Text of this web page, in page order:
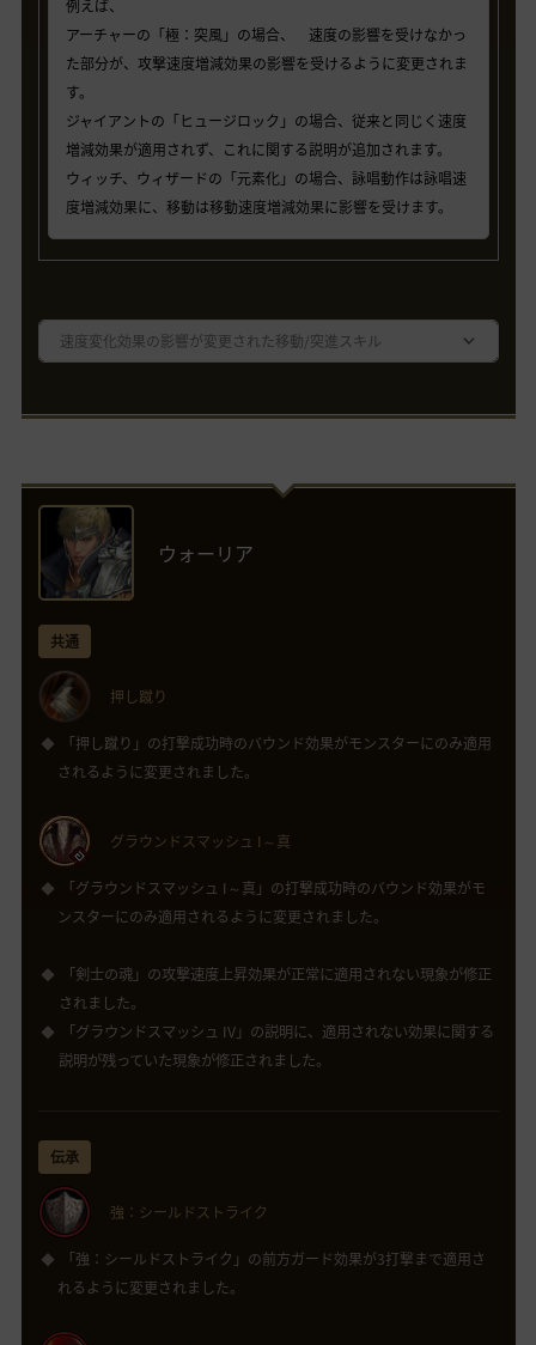
例えば、
アーチャーの「極：突風」の場合、 速度の影響を受けなかっ
た部分が、攻撃速度増減効果の影響を受けるように変更されま
す。
ジャイアントの「ヒュージロック」の場合、従来と同じく速度
増減効果が適用されず、これに関する説明が追加されます。
ウィッチ、ウィザードの「元素化」の場合、詠唱動作は詠唱速
度増減効果に、移動は移動速度増減効果に影響を受けます。
速度変化効果の影響が変更された移動/突進スキル
ウォーリア
共通
押し蹴り
「押し蹴り」の打撃成功時のバウンド効果がモンスターにのみ適用
されるように変更されました。
グラウンドスマッシュ I～真
「グラウンドスマッシュ I～真」の打撃成功時のバウンド効果がモ
ンスターにのみ適用されるように変更されました。
「剣士の魂」の攻撃速度上昇効果が正常に適用されない現象が修正
されました。
「グラウンドスマッシュ IV」の説明に、適用されない効果に関する
説明が残っていた現象が修正されました。
伝承
強：シールドストライク
「強：シールドストライク」の前方ガード効果が3打撃まで適用さ
れるように変更されました。